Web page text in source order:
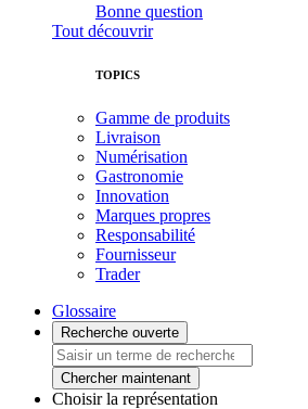
Bonne question
Tout découvrir
TOPICS
Gamme de produits
Livraison
Numérisation
Gastronomie
Innovation
Marques propres
Responsabilité
Fournisseur
Trader
Glossaire
Recherche ouverte
Chercher maintenant
Choisir la représentation